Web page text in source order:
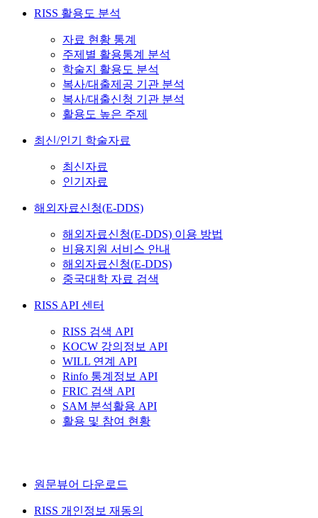
RISS 활용도 분석
자료 현황 통계
주제별 활용통계 분석
학술지 활용도 분석
복사/대출제공 기관 분석
복사/대출신청 기관 분석
활용도 높은 주제
최신/인기 학술자료
최신자료
인기자료
해외자료신청(E-DDS)
해외자료신청(E-DDS) 이용 방법
비용지원 서비스 안내
해외자료신청(E-DDS)
중국대학 자료 검색
RISS API 센터
RISS 검색 API
KOCW 강의정보 API
WILL 연계 API
Rinfo 통계정보 API
FRIC 검색 API
SAM 분석활용 API
활용 및 참여 현황
원문뷰어 다운로드
RISS 개인정보 재동의